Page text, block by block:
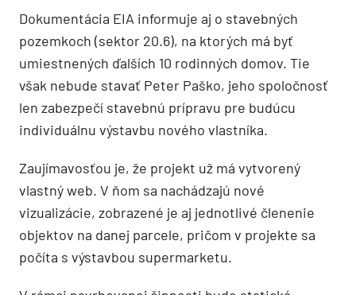
Dokumentácia EIA informuje aj o stavebných
pozemkoch (sektor 20.6), na ktorých má byť
umiestnených ďalších 10 rodinných domov. Tie
však nebude stavať Peter Paško, jeho spoločnosť
len zabezpečí stavebnú prípravu pre budúcu
individuálnu výstavbu nového vlastníka.
Zaujímavosťou je, že projekt už má vytvorený
vlastný web. V ňom sa nachádzajú nové
vizualizácie, zobrazené je aj jednotlivé členenie
objektov na danej parcele, pričom v projekte sa
počíta s výstavbou supermarketu.